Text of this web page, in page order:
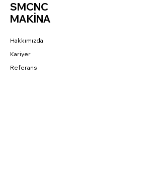
SMCNC
MAKİNA
Hakkımızda
Kariyer
Referans